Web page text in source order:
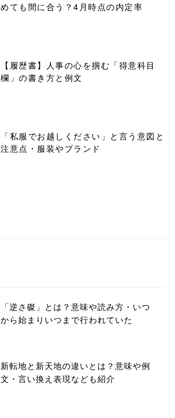
めても間に合う？4月時点の内定率
【履歴書】人事の心を掴む「得意科目
欄」の書き方と例文
「私服でお越しください」と言う意図と
注意点・服装やブランド
「逆さ磔」とは？意味や読み方・いつ
から始まりいつまで行われていた
新転地と新天地の違いとは？意味や例
文・言い換え表現なども紹介